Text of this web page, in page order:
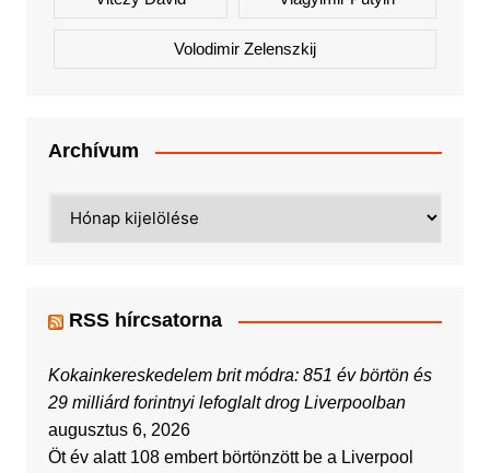
Volodimir Zelenszkij
Archívum
RSS hírcsatorna
Kokainkereskedelem brit módra: 851 év börtön és
29 milliárd forintnyi lefoglalt drog Liverpoolban
augusztus 6, 2026
Öt év alatt 108 embert börtönzött be a Liverpool